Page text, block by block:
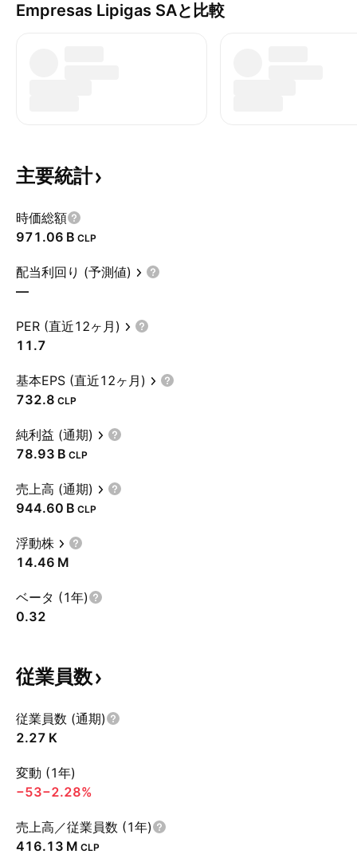
Empresas Lipigas SAと比較
主要統計
時価総額
‪971.06 B‬ CLP
配当利回り (予測値)
—
PER (直近12ヶ月)
11.7
基本EPS (直近12ヶ月)
732.8 CLP
純利益 (通期)
‪78.93 B‬ CLP
売上高 (通期)
‪944.60 B‬ CLP
浮動株
‪14.46 M‬
ベータ (1年)
0.32
従業員数
従業員数 (通期)
‪2.27 K‬
変動 (1年)
−53−2.28%
売上高／従業員数 (1年)
‪416.13 M‬ CLP